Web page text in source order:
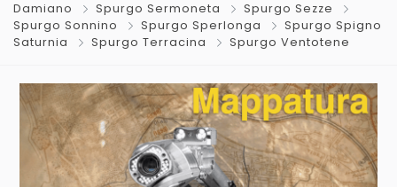
Damiano
Spurgo Sermoneta
Spurgo Sezze
Spurgo Sonnino
Spurgo Sperlonga
Spurgo Spigno
Saturnia
Spurgo Terracina Spurgo Ventotene